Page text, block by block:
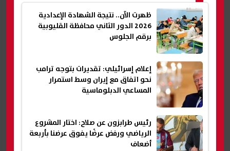
ظهرت الآن.. نتيجة الشهادة الإعدادية
2026 الدور الثاني محافظة القليوبية
برقم الجلوس
إعلام إسرائيلي: تقديرات بتوجه ترامب
نحو اتفاق مع إيران وسط استمرار
المساعي الدبلوماسية
رئيس طرابزون عن صلاح: اختار المشروع
الرياضي ورفض عرضًا يفوق عرضنا بأربعة
أضعاف